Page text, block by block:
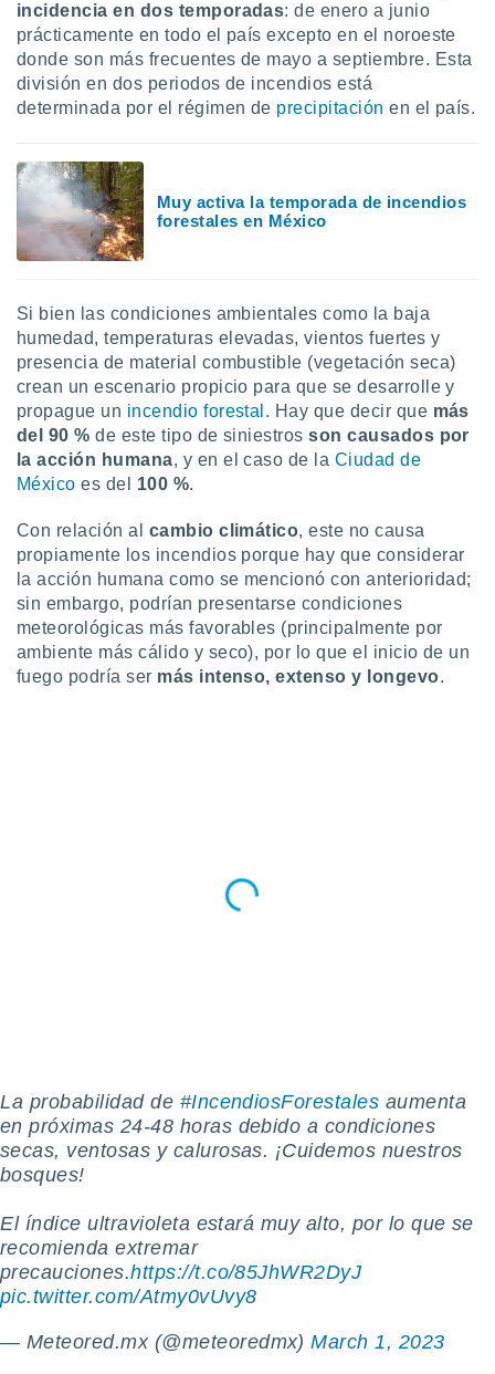
sean
el sitio
ni para
o
aunque
Puedes
acceder a
a
abono
únicos
similares
como
sitio
de
un
o acceder
incidencia en dos temporadas: de enero a junio
prácticamente en todo el país excepto en el noroeste
donde son más frecuentes de mayo a septiembre. Esta
división en dos periodos de incendios está
determinada por el régimen de precipitación en el país.
Muy activa la temporada de incendios
forestales en México
Si bien las condiciones ambientales como la baja
humedad, temperaturas elevadas, vientos fuertes y
presencia de material combustible (vegetación seca)
crean un escenario propicio para que se desarrolle y
propague un incendio forestal. Hay que decir que más
del 90 % de este tipo de siniestrosson causados por
la acción humana, y en el caso de la Ciudad de
México es del 100 %.
Con relación al cambio climático, este no causa
propiamente los incendios porque hay que considerar
la acción humana como se mencionó con anterioridad;
sin embargo, podrían presentarse condiciones
meteorológicas más favorables (principalmente por
ambiente más cálido y seco), por lo que el inicio de un
fuego podría ser más intenso, extenso y longevo.
️La probabilidad de #IncendiosForestales aumenta
en próximas 24-48 horas debido a condiciones
secas, ventosas y calurosas. ¡Cuidemos nuestros
bosques!
️El índice ultravioleta estará muy alto, por lo que se
recomienda extremar
precauciones.https://t.co/85JhWR2DyJ
pic.twitter.com/Atmy0vUvy8
— Meteored.mx (@meteoredmx)March 1, 2023